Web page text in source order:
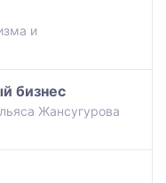
и
бизнес
Жансугурова